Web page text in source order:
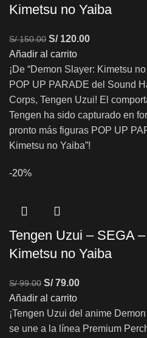
Kimetsu no Yaiba
S/150.00 S/120.00
Añadir al carrito
¡De “Demon Slayer: Kimetsu
POP UP PARADE del Sound
Corps, Tengen Uzui! El
Tengen ha sido capturado en
pronto más figuras POP UP
Kimetsu no Yaiba”!
-20%
Tengen Uzui – SEGA
Kimetsu no Yaiba
S/99.00 S/79.00
Añadir al carrito
¡Tengen Uzui del anime
se une a la línea Premium